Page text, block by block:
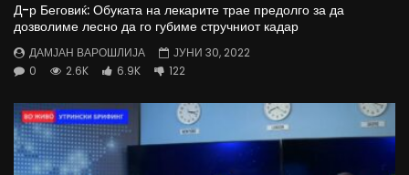
Д-р Беговиќ: Обуката на лекарите трае предолго за да
дозволиме лесно да го губиме стручниот кадар
ДАМЈАН ВАРОШЛИЈА
ЈУНИ 30, 2022
0
2.6K 6.9K 122